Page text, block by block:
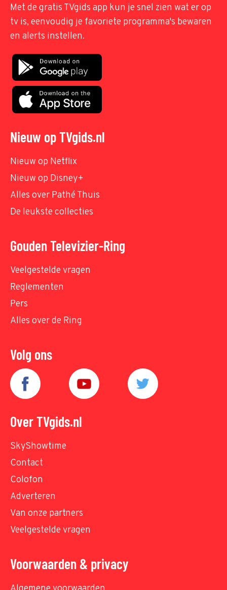
Met de gratis TVgids app kun je snel zien wat er op
tv is, eenvoudig je favoriete programma's bewaren
en alerts instellen.
Nieuw op TVgids.nl
Nieuw op Netflix
Nieuw op Disney+
Alles over Pathé Thuis
De leukste collecties
Gouden Televizier-Ring
Veelgestelde vragen
Reglementen
Pers
Alles over de Ring
Volg ons
Over TVgids.nl
SkyShowtime
Contact
Colofon
Adverteren
Van onze partners
Veelgestelde vragen
Voorwaarden & privacy